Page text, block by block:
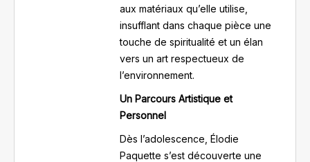
aux matériaux qu’elle utilise,
insufflant dans chaque pièce une
touche de spiritualité et un élan
vers un art respectueux de
l’environnement.
Un Parcours Artistique et
Personnel
Dès l’adolescence, Élodie
Paquette s’est découverte une